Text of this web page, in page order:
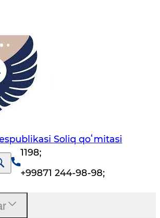
Soliq qoʻmitasi
1198;
+99871 244-98-98;